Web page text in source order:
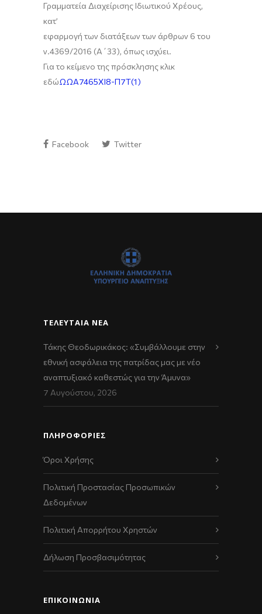
Γραμματεία Διαχείρισης Ιδιωτικού Χρέους,
κατ’
εφαρμογή των διατάξεων των άρθρων 6 του
ν.4369/2016 (Α΄33), όπως ισχύει.
Για το κείμενο της πρόσκλησης κλικ
εδώΩΩΑ7465ΧΙ8-Π7Τ(1)
Facebook Twitter
ΤΕΛΕΥΤΑΊΑ ΝΈΑ
Τάκης Θεοδωρικάκος: «Συμβάλλουμε στην
εθνική ασφάλεια της πατρίδας μας με νέο
αναπτυξιακό καθεστώς για την Άμυνα»
7 Αυγούστου, 2026
ΠΛΗΡΟΦΟΡΙΕΣ
Όροι Χρήσης
Πολιτική Προστασίας Προσωπικών
Δεδομένων
Πολιτική Απορρήτου Χρηστών
Δήλωση Προσβασιμότητας
ΕΠΙΚΟΙΝΩΝΊΑ